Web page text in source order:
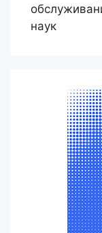
наук